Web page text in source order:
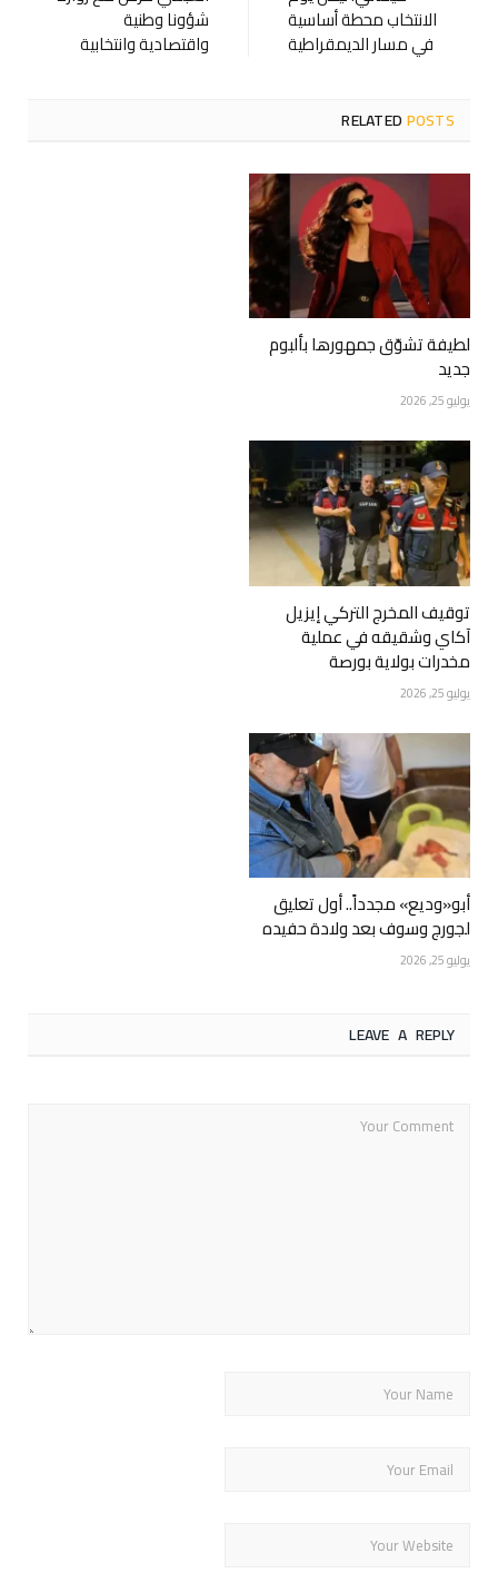
الانتخاب محطة أساسية
في مسار الديمقراطية
شؤونا وطنية
واقتصادية وانتخابية
RELATEDPOSTS
لطيفة تشوّق جمهورها بألبوم
جديد
يوليو 25, 2026
توقيف المخرج التركي إيزيل
آكاي وشقيقه في عملية
مخدرات بولاية بورصة
يوليو 25, 2026
أبو«وديع» مجدداً.. أول تعليق
لجورج وسوف بعد ولادة حفيده
يوليو 25, 2026
LEAVE A REPLY